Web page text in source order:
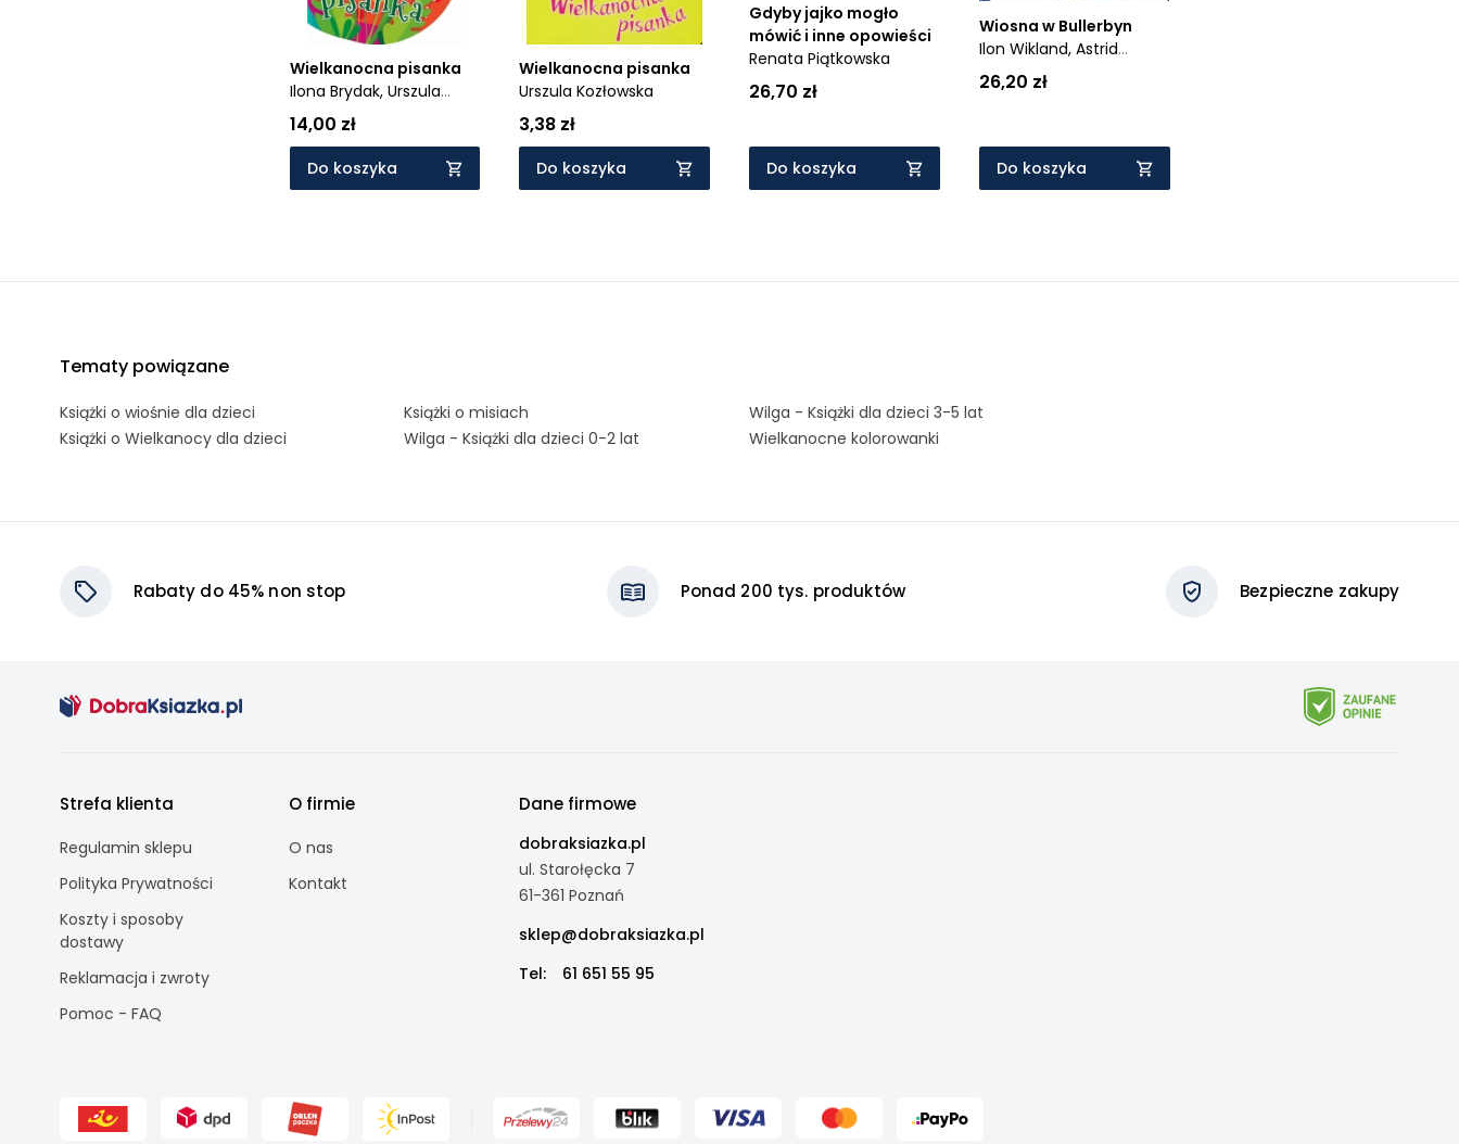
Wielkanocna pisanka
Ilona Brydak, Urszula
Kozłowska
14,00 zł
Do koszyka
Wielkanocna pisanka
Urszula Kozłowska
3,38 zł
Do koszyka
Gdyby jajko mogło
mówić i inne opowieści
Renata Piątkowska
26,70 zł
Do koszyka
Wiosna w Bullerbyn
Ilon Wikland, Astrid
Lindgren
26,20 zł
Do koszyka
Tematy powiązane
Książki o wiośnie dla dzieci
Książki o Wielkanocy dla dzieci
Książki o misiach
Wilga - Książki dla dzieci 0-2 lat
Wilga - Książki dla dzieci 3-5 lat
Wielkanocne kolorowanki
Rabaty do 45% non stop Ponad 200 tys. produktów Bezpieczne zakupy
Strefa klienta
Regulamin sklepu
Polityka Prywatności
Koszty i sposoby
dostawy
Reklamacja i zwroty
Pomoc - FAQ
O firmie
O nas
Kontakt
Dane firmowe
dobraksiazka.pl
ul. Starołęcka 7
61-361 Poznań
sklep@dobraksiazka.pl
Tel:
61 651 55 95